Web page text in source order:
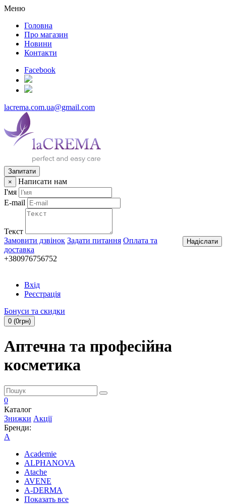
Меню
Головна
Про магазин
Новини
Контакти
Facebook
lacrema.com.ua@gmail.com
Запитати
×
Написати нам
І'мя
E-mail
Текст
Надіслати
Замовити дзвінок Задати питання Оплата та
доставка
+380976756752
Вхід
Реєстрація
Бонуси та скидки
0 (0грн)
Аптечна та професійна
косметика
0
Каталог
Знижки Акції
Бренди:
A
Academie
ALPHANOVA
Atache
AVENE
A-DERMA
Показать все